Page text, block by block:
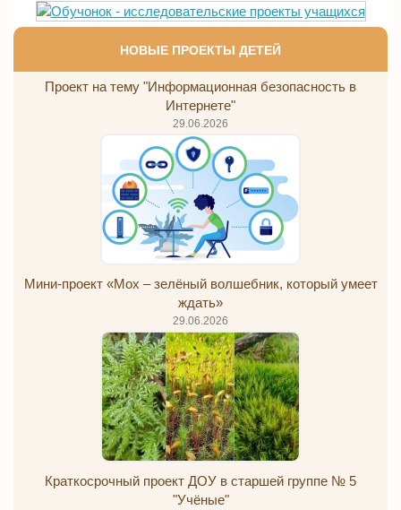
НОВЫЕ ПРОЕКТЫ ДЕТЕЙ
Проект на тему "Информационная безопасность в
Интернете"
29.06.2026
Мини-проект «Мох – зелёный волшебник, который умеет
ждать»
29.06.2026
Краткосрочный проект ДОУ в старшей группе № 5
"Учёные"